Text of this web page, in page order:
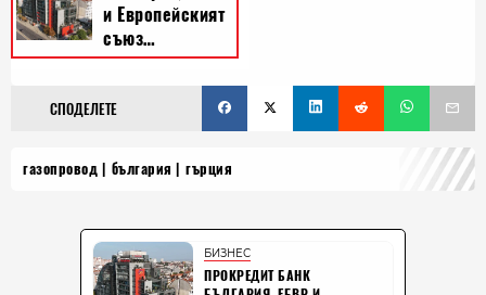
СПОДЕЛЕТЕ
газопровод българия гърция